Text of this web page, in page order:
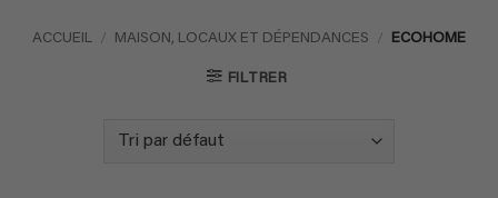
ACCUEIL / MAISON, LOCAUX ET DÉPENDANCES / ECOHOME
FILTRER